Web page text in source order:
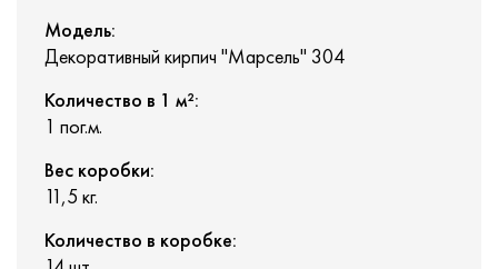
Модель:
Декоративный кирпич "Марсель" 304
Количество в 1 м²:
1 пог.м.
Вес коробки:
11,5 кг.
Количество в коробке: